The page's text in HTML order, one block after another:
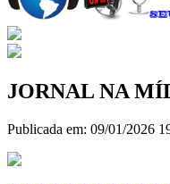
JORNAL NA
Publicada em: 09/01/2026